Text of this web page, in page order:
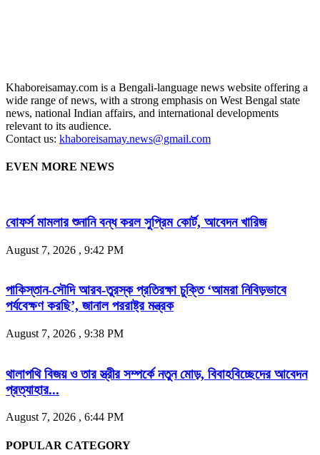
Khaboreisamay.com is a Bengali-language news website offering a
wide range of news, with a strong emphasis on West Bengal state
news, national Indian affairs, and international developments
relevant to its audience.
Contact us: khaboreisamay.news@gmail.com
EVEN MORE NEWS
বোফর্স মামলার শুনানি বন্ধ করল সুপ্রিম কোর্ট, আবেদন খারিজ
August 7, 2026 , 9:42 PM
পাকিস্তান-সৌদি আরব-তুরস্ক প্রতিরক্ষা চুক্তি ‘আমরা নিবিড়ভাবে
পর্যবেক্ষণ করছি’, জানাল পররাষ্ট্র মন্ত্রক
August 7, 2026 , 9:38 PM
থালাপথি বিজয় ও তার স্ত্রীর সম্পর্কে নতুন মোড়, বিবাহবিচ্ছেদের আবেদন
প্রত্যাহার...
August 7, 2026 , 6:44 PM
POPULAR CATEGORY